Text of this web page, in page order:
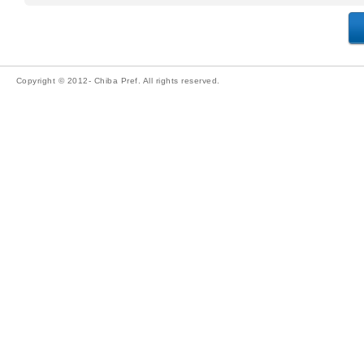
Copyright © 2012- Chiba Pref. All rights reserved.